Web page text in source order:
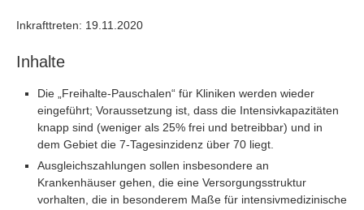
Inkrafttreten: 19.11.2020
Inhalte
Die „Freihalte-Pauschalen“ für Kliniken werden wieder
eingeführt; Voraussetzung ist, dass die Intensivkapazitäten
knapp sind (weniger als 25% frei und betreibbar) und in
dem Gebiet die 7-Tagesinzidenz über 70 liegt.
Ausgleichszahlungen sollen insbesondere an
Krankenhäuser gehen, die eine Versorgungsstruktur
vorhalten, die in besonderem Maße für intensivmedizinische